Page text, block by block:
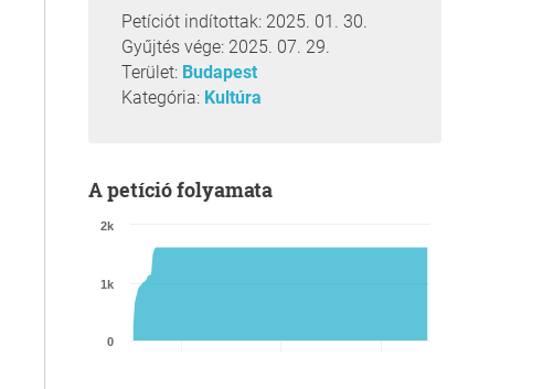
Petíciót indítottak: 2025. 01. 30.
Gyűjtés vége: 2025. 07. 29.
Terület: Budapest
Kategória: Kultúra
A petíció folyamata
0
1k
2k